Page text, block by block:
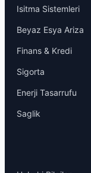
Isitma Sistemleri
Beyaz Esya Ariza
Finans & Kredi
Sigorta
Enerji Tasarrufu
Saglik